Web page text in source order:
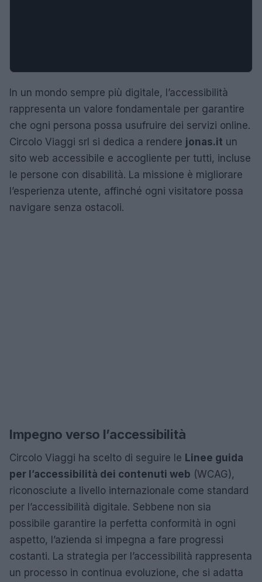
In un mondo sempre più digitale, l’accessibilità
rappresenta un valore fondamentale per garantire
che ogni persona possa usufruire dei servizi online.
Circolo Viaggi srl si dedica a rendere jonas.it un
sito web accessibile e accogliente per tutti, incluse
le persone con disabilità. La missione è migliorare
l’esperienza utente, affinché ogni visitatore possa
navigare senza ostacoli.
Impegno verso l’accessibilità
Circolo Viaggi ha scelto di seguire le Linee guida
per l’accessibilità dei contenuti web (WCAG),
riconosciute a livello internazionale come standard
per l’accessibilità digitale. Sebbene non sia
possibile garantire la perfetta conformità in ogni
aspetto, l’azienda si impegna a fare progressi
costanti. La strategia per l’accessibilità rappresenta
un processo in continua evoluzione, che si adatta